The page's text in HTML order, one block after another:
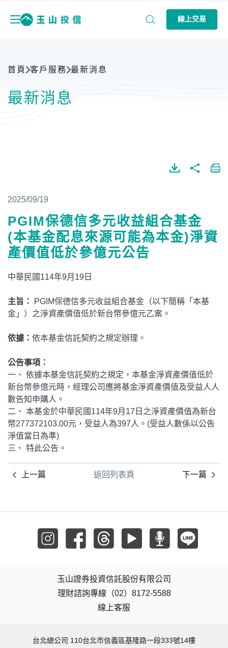
線上交易
首頁 客戶服務 最新消息
最新消息
2025/09/19
PGIM保德信多元收益組合基金
(本基金配息來源可能為本金)淨資
產價值低於參億元公告
中華民國114年9月19日
主旨：
PGIM保德信多元收益組合基金（以下簡稱「本基
金」）之淨資產價值低於新台幣參億元乙案。
依據： 依本基金信託契約之規定辦理。
公告事項：
一、 依據本基金信託契約之規定，本基金淨資產價值低於
新台幣參億元時，經理公司應將基金淨資產價值及受益人人
數告知申購人。
二、 本基金於中華民國114年9月17日之淨資產價值為新台
幣277372103.00元，受益人為397人。(受益人數係以公告
淨值當日為準)
三、 特此公告。
上一篇 返回列表頁 下一篇
玉山證券投資信託股份有限公司
理財諮詢專線（02）8172-5588
線上客服
台北總公司 110台北市信義區基隆路一段333號14樓